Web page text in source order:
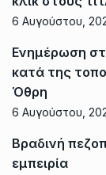
6 Αυγούστου,
Ενημέρωση
κατά της
Όθρη
6 Αυγούστου,
Βραδινή
εμπειρία